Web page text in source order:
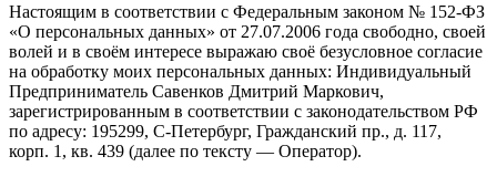
Настоящим в соответствии с Федеральным законом № 152‑ФЗ
«О персональных данных» от 27.07.2006 года свободно, своей
волей и в своём интересе выражаю своё безусловное согласие
на обработку моих персональных данных: Индивидуальный
Предприниматель Савенков Дмитрий Маркович,
зарегистрированным в соответствии с законодательством РФ
по адресу: 195299, С‑Петербург, Гражданский пр., д. 117,
корп. 1, кв. 439 (далее по тексту — Оператор).